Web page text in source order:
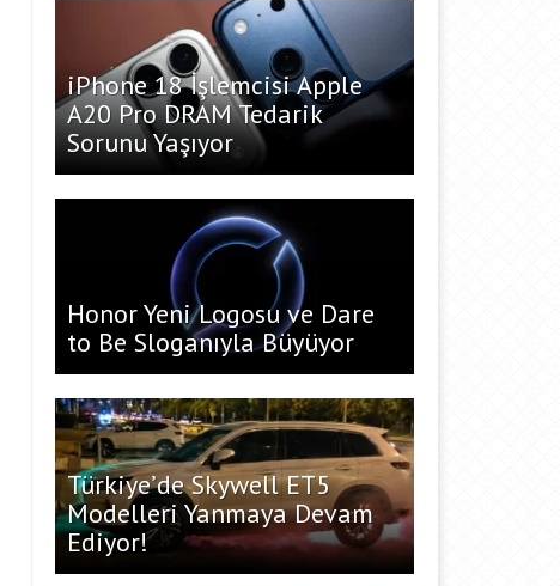
iPhone 18 İşlemcisi Apple
A20 Pro DRAM Tedarik
Sorunu Yaşıyor
Honor Yeni Logosu ve Dare
to Be Sloganıyla Büyüyor
Türkiye’de Skywell ET5
Modelleri Yanmaya Devam
Ediyor!